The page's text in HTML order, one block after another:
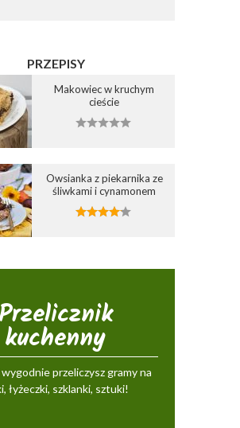
PRZEPISY
Makowiec w kruchym
cieście
Owsianka z piekarnika ze
śliwkami i cynamonem
Przelicznik
kuchenny
przeliczysz gramy na
łyżeczki, szklanki, sztuki!